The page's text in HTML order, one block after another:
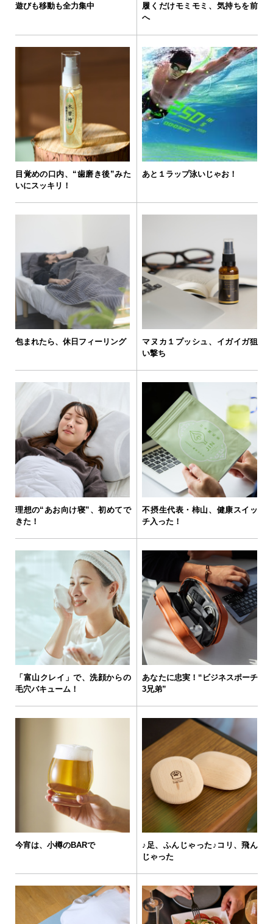
遊びも移動も全力集中
履くだけモミモミ、気持ちを前
へ
目覚めの口内、“歯磨き後”みた
いにスッキリ！
あと１ラップ泳いじゃお！
包まれたら、休日フィーリング
マヌカ１プッシュ、イガイガ狙
い撃ち
理想の“あお向け寝”、初めてで
きた！
不摂生代表・柿山、健康スイッ
チ入った！
「富山クレイ」で、洗顔からの
毛穴バキューム！
あなたに忠実！“ビジネスポーチ
3兄弟”
今宵は、小樽のBARで
♪足、ふんじゃった♪コリ、飛ん
じゃった